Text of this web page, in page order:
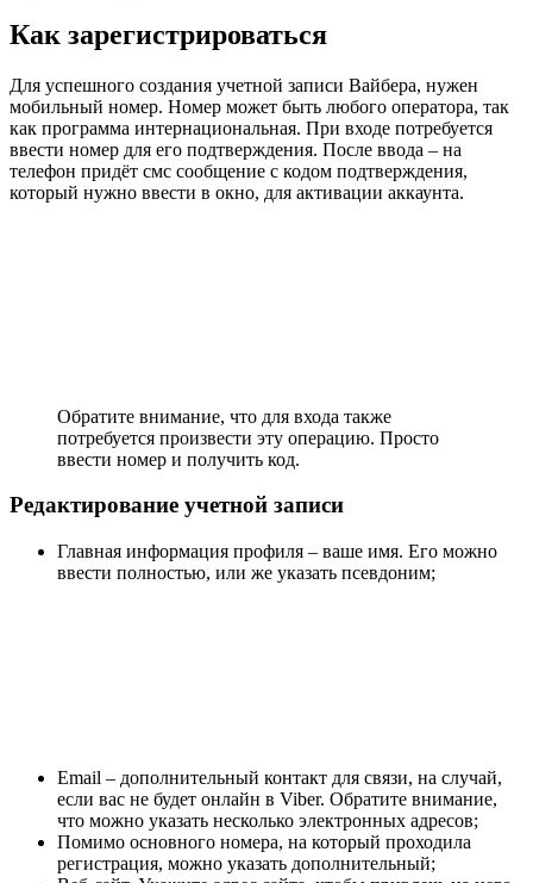
Как зарегистрироваться
Для успешного создания учетной записи Вайбера, нужен
мобильный номер. Номер может быть любого оператора, так
как программа интернациональная. При входе потребуется
ввести номер для его подтверждения. После ввода – на
телефон придёт смс сообщение с кодом подтверждения,
который нужно ввести в окно, для активации аккаунта.
Обратите внимание, что для входа также
потребуется произвести эту операцию. Просто
ввести номер и получить код.
Редактирование учетной записи
Главная информация профиля – ваше имя. Его можно
ввести полностью, или же указать псевдоним;
Email – дополнительный контакт для связи, на случай,
если вас не будет онлайн в Viber. Обратите внимание,
что можно указать несколько электронных адресов;
Помимо основного номера, на который проходила
регистрация, можно указать дополнительный;